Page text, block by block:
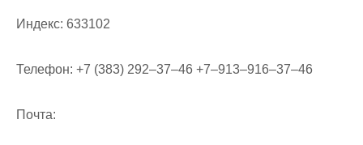
Индекс: 633102
Телефон: +7 (383) 292‒37‒46 +7‒913‒916‒37‒46
Почта: